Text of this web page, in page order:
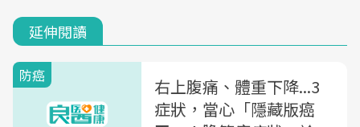
延伸閱讀
防癌
右上腹痛、體重下降...3
症狀，當心「隱藏版癌